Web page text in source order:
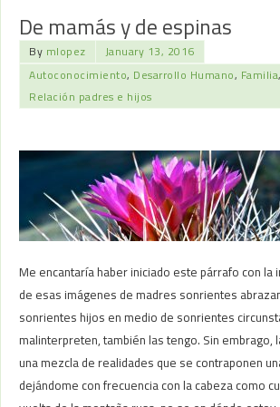
De mamás y de espinas
By mlopez
January 13, 2016
Autoconocimiento, Desarrollo Humano, Familia,
Relación padres e hijos
Me encantaría haber iniciado este párrafo con la
de esas imágenes de madres sonrientes
sonrientes hijos en medio de sonrientes
malinterpreten, también las tengo. Sin embrago,
una mezcla de realidades que se contraponen
dejándome con frecuencia con la cabeza como